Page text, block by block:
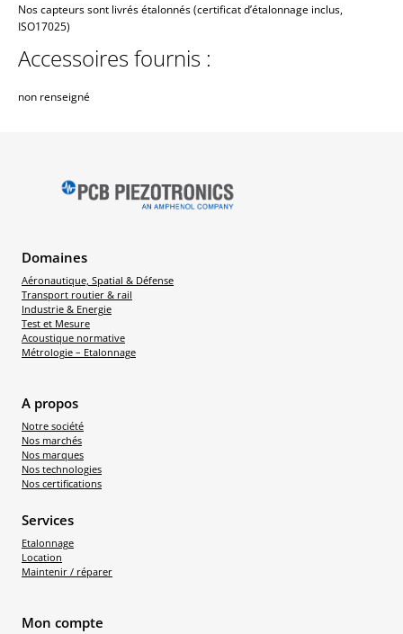
Nos capteurs sont livrés étalonnés (certificat d’étalonnage inclus,
ISO17025)
Accessoires fournis :
non renseigné
Domaines
Aéronautique, Spatial & Défense
Transport routier & rail
Industrie & Energie
Test et Mesure
Acoustique normative
Métrologie – Etalonnage
A propos
Notre société
Nos marchés
Nos marques
Nos technologies
Nos certifications
Services
Etalonnage
Location
Maintenir / réparer
Mon compte